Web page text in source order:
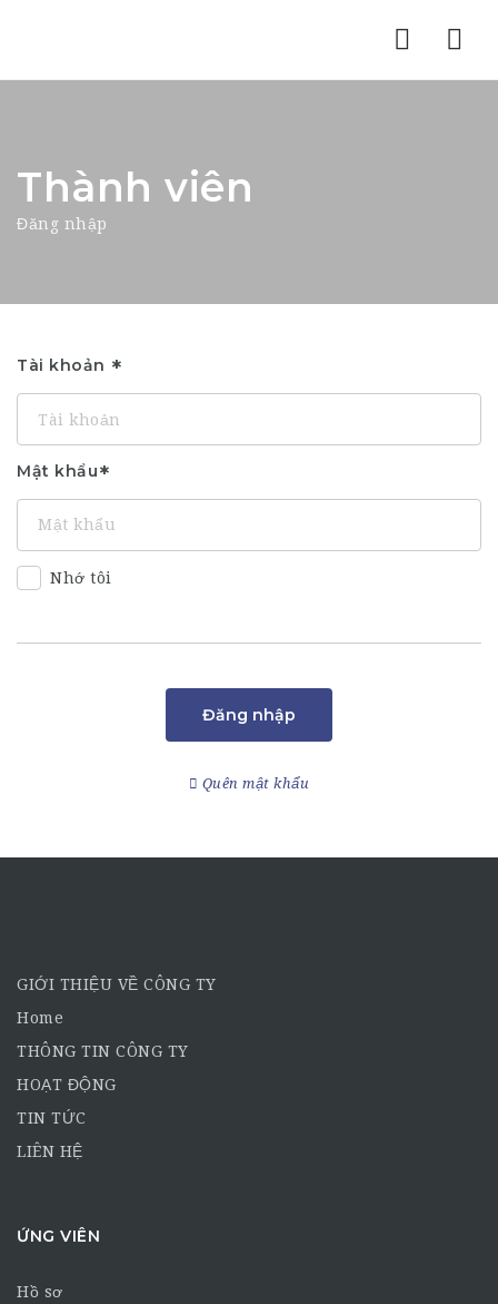
Thành viên
Đăng nhập
Tài khoản
Mật khẩu
Nhớ tôi
Đăng nhập
Quên mật khẩu
GIỚI THIỆU VỀ CÔNG TY
Home
THÔNG TIN CÔNG TY
HOẠT ĐỘNG
TIN TỨC
LIÊN HỆ
ỨNG VIÊN
Hồ sơ